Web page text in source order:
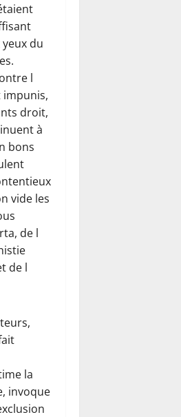
du
l
impunis,
droit,
à
bons
vide les
de l
de l
la
invoque